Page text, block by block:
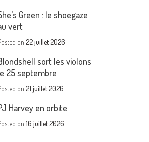
Green : le shoegaze
vert
on22 juillet 2026
sort les violons
25 septembre
on21 juillet 2026
Harvey en orbite
on16 juillet 2026